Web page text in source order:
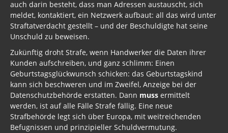
auch darin besteht, dass man Adressen austauscht, sich
meldet, kontaktiert, ein Netzwerk aufbaut: all das wird unter
Straftatverdacht gestellt – und der Beschuldigte hat seine
Unschuld zu beweisen.
Zukünftig droht Strafe, wenn Handwerker die Daten ihrer
Kunden aufschreiben, und ganz schlimm: Einen
Geburtstagsglückwunsch schicken: das Geburtstagskind
kann sich beschweren und im Zweifel, Anzeige bei der
Datenschutzbehörde erstatten. Dann muss ermittelt
werden, ist auf alle Fälle Strafe fällig. Eine neue
Strafbehörde legt sich über Europa, mit weitreichenden
Befugnissen und prinzipieller Schuldvermutung.